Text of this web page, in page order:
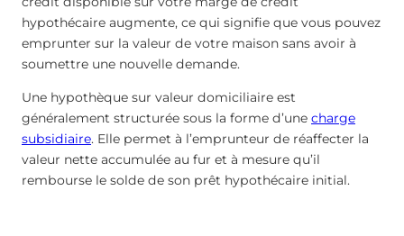
hypothécaire augmente, ce qui signifie que vous pouvez
emprunter sur la valeur de votre maison sans avoir à
soumettre une nouvelle demande.
Une hypothèque sur valeur domiciliaire est
généralement structurée sous la forme d’une charge
subsidiaire. Elle permet à l’emprunteur de réaffecter la
valeur nette accumulée au fur et à mesure qu’il
rembourse le solde de son prêt hypothécaire initial.